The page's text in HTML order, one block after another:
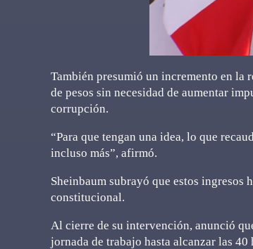
También presumió un incremento en
de pesos sin necesidad de aumentar
corrupción.
“Para que tengan una idea, lo que
incluso más”, afirmó.
Sheinbaum subrayó que estos ingresos
constitucional.
Al cierre de su intervención, anunció
jornada de trabajo hasta alcanzar las